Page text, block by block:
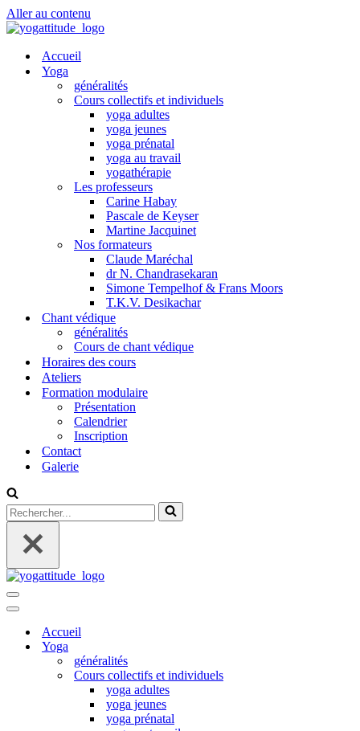
Aller au contenu
Accueil
Yoga
généralités
Cours collectifs et individuels
yoga adultes
yoga jeunes
yoga prénatal
yoga au travail
yogathérapie
Les professeurs
Carine Habay
Pascale de Keyser
Martine Jacquinet
Nos formateurs
Claude Maréchal
dr N. Chandrasekaran
Simone Tempelhof & Frans Moors
T.K.V. Desikachar
Chant védique
généralités
Cours de chant védique
Horaires des cours
Ateliers
Formation modulaire
Présentation
Calendrier
Inscription
Contact
Galerie
Rechercher...
Menu
de
Menu
navigationAccueil
Yoga
généralités
Cours collectifs et individuels
yoga adultes
yoga jeunes
yoga prénatal